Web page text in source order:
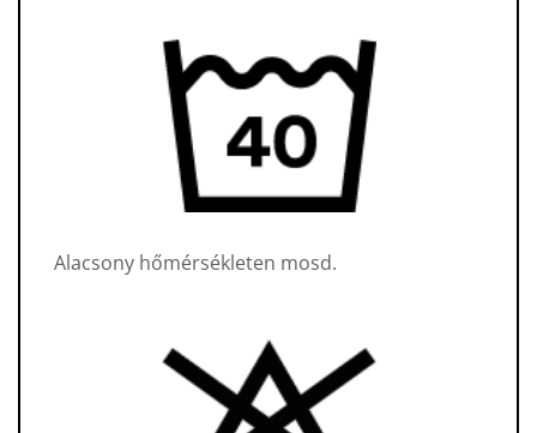
Alacsony hőmérsékleten mosd.